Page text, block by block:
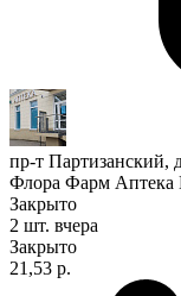
пр-т Партизанский,
Флора Фарм
Закрыто
2 шт. вчера
Закрыто
21,53 р.